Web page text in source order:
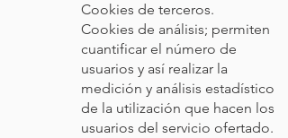
Cookies de terceros.
Cookies de análisis; permiten
cuantificar el número de
usuarios y así realizar la
medición y análisis estadístico
de la utilización que hacen los
usuarios del servicio ofertado.